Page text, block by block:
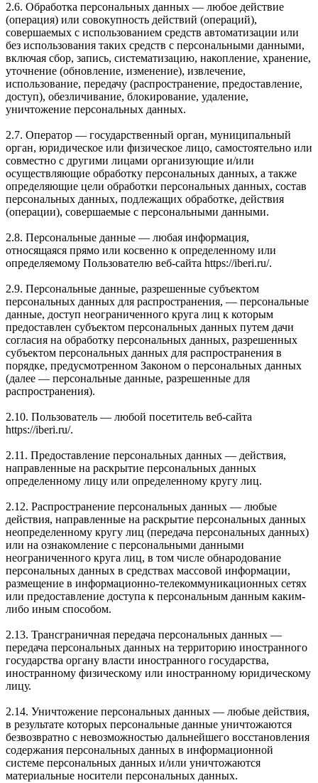
2.6. Обработка персональных данных — любое действие
(операция) или совокупность действий (операций),
совершаемых с использованием средств автоматизации или
без использования таких средств с персональными данными,
включая сбор, запись, систематизацию, накопление, хранение,
уточнение (обновление, изменение), извлечение,
использование, передачу (распространение, предоставление,
доступ), обезличивание, блокирование, удаление,
уничтожение персональных данных.
2.7. Оператор — государственный орган, муниципальный
орган, юридическое или физическое лицо, самостоятельно или
совместно с другими лицами организующие и/или
осуществляющие обработку персональных данных, а также
определяющие цели обработки персональных данных, состав
персональных данных, подлежащих обработке, действия
(операции), совершаемые с персональными данными.
2.8. Персональные данные — любая информация,
относящаяся прямо или косвенно к определенному или
определяемому Пользователю веб-сайта https://iberi.ru/.
2.9. Персональные данные, разрешенные субъектом
персональных данных для распространения, — персональные
данные, доступ неограниченного круга лиц к которым
предоставлен субъектом персональных данных путем дачи
согласия на обработку персональных данных, разрешенных
субъектом персональных данных для распространения в
порядке, предусмотренном Законом о персональных данных
(далее — персональные данные, разрешенные для
распространения).
2.10. Пользователь — любой посетитель веб-сайта
https://iberi.ru/.
2.11. Предоставление персональных данных — действия,
направленные на раскрытие персональных данных
определенному лицу или определенному кругу лиц.
2.12. Распространение персональных данных — любые
действия, направленные на раскрытие персональных данных
неопределенному кругу лиц (передача персональных данных)
или на ознакомление с персональными данными
неограниченного круга лиц, в том числе обнародование
персональных данных в средствах массовой информации,
размещение в информационно-телекоммуникационных сетях
или предоставление доступа к персональным данным каким-
либо иным способом.
2.13. Трансграничная передача персональных данных —
передача персональных данных на территорию иностранного
государства органу власти иностранного государства,
иностранному физическому или иностранному юридическому
лицу.
2.14. Уничтожение персональных данных — любые действия,
в результате которых персональные данные уничтожаются
безвозвратно с невозможностью дальнейшего восстановления
содержания персональных данных в информационной
системе персональных данных и/или уничтожаются
материальные носители персональных данных.